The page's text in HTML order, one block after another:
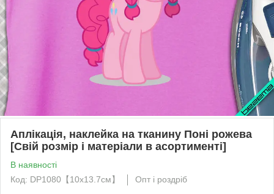
Аплікація, наклейка на тканину Поні рожева
[Свій розмір і матеріали в асортименті]
В наявності
Код: DP1080【10x13.7см】
Опт і роздріб